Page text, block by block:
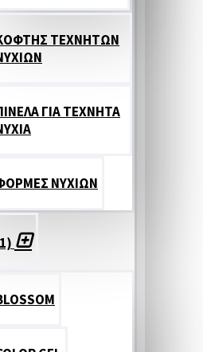
ΤΕΧΝΗΤΩΝ
ΓΙΑ ΤΕΧΝΗΤΑ
ΝΥΧΙΩΝ